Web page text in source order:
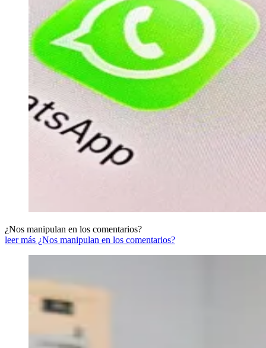
¿Nos manipulan en los comentarios?
leer más ¿Nos manipulan en los comentarios?